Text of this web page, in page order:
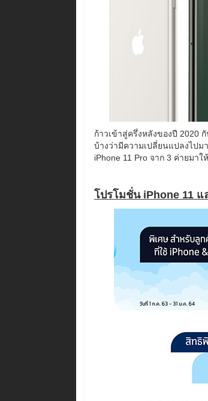
ก้าวเข้าสู่ครึ่งหลังของปี 2020
บ้างว่ามีความเปลี่ยนแปลงไปม
iPhone 11 Pro จาก 3 ค่ายมา
โปรโมชั่น iPhone 11 แ